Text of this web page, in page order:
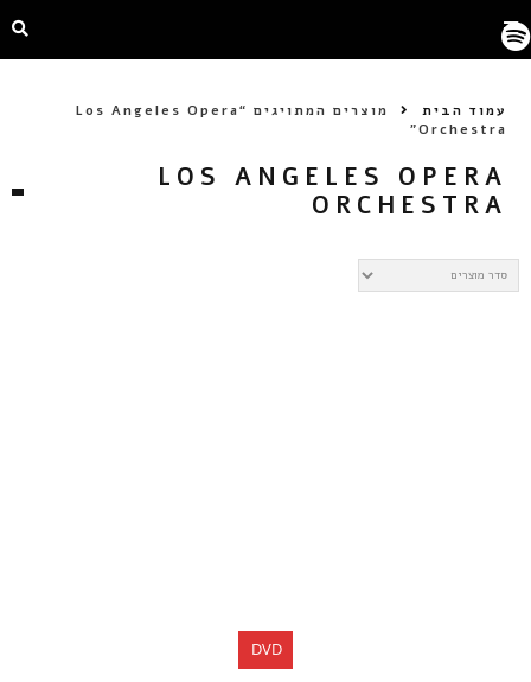
עמוד הבית
מוצרים המתויגים “Los Angeles Opera
Orchestra”
LOS ANGELES OPERA
ORCHESTRA
DVD